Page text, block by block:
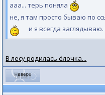
ааа... терь поняла
не, я там просто бываю по
и я всегда
В лесу родилась ёлочка...